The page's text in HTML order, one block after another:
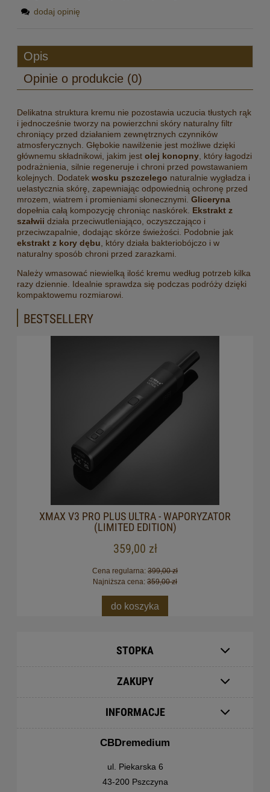
dodaj opinię
Opis
Opinie o produkcie (0)
Delikatna struktura kremu nie pozostawia uczucia tłustych rąk
i jednocześnie tworzy na powierzchni skóry naturalny filtr
chroniący przed działaniem zewnętrznych czynników
atmosferycznych. Głębokie nawilżenie jest możliwe dzięki
głównemu składnikowi, jakim jest olej konopny , który łagodzi
podrażnienia, silnie regeneruje i chroni przed powstawaniem
kolejnych. Dodatek wosku pszczelego naturalnie wygładza i
uelastycznia skórę, zapewniając odpowiednią ochronę przed
mrozem, wiatrem i promieniami słonecznymi. Gliceryna
dopełnia całą kompozycję chroniąc naskórek. Ekstrakt z
szałwii działa przeciwutleniająco, oczyszczająco i
przeciwzapalnie, dodając skórze świeżości. Podobnie jak
ekstrakt z kory dębu , który działa bakteriobójczo i w
naturalny sposób chroni przed zarazkami.
Należy wmasować niewielką ilość kremu według potrzeb kilka
razy dziennie. Idealnie sprawdza się podczas podróży dzięki
kompaktowemu rozmiarowi.
BESTSELLERY
XMAX V3 PRO PLUS ULTRA - WAPORYZATOR
(LIMITED EDITION)
359,00 zł
Cena regularna: 399,00 zł
Najniższa cena: 359,00 zł
do koszyka
STOPKA
ZAKUPY
INFORMACJE
CBDremedium
ul. Piekarska 6
43-200 Pszczyna